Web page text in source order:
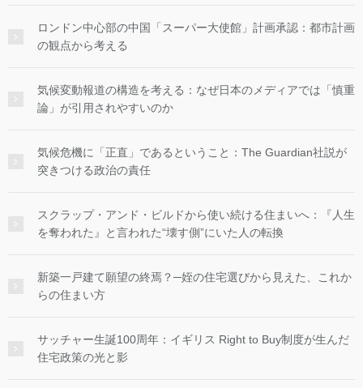
ロンドン中心部の中国「スーパー大使館」計画承認：都市計画
の観点から考える
気候変動報道の構造を考える：なぜ日本のメディアでは「慎重
論」が引用されやすいのか
気候危機に「正直」であるということ：The Guardian社説が
突きつける政治の責任
スクラップ・アンド・ビルドから使い続ける住まいへ：『人生
を奪われた』と言われた“壊す側”にいた人の転換
新築一戸建て願望の終焉？─姪の住宅選びから見えた、これか
らの住まい方
サッチャー生誕100周年：イギリス Right to Buy制度が生んだ
住宅政策の光と影